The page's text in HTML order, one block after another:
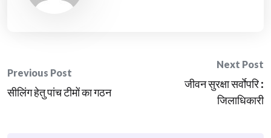
Post
navigation
Previous Post
सीलिंग हेतु पांच टीमों का गठन
Next Post
जीवन सुरक्षा सर्वाेपरि :
जिलाधिकारी